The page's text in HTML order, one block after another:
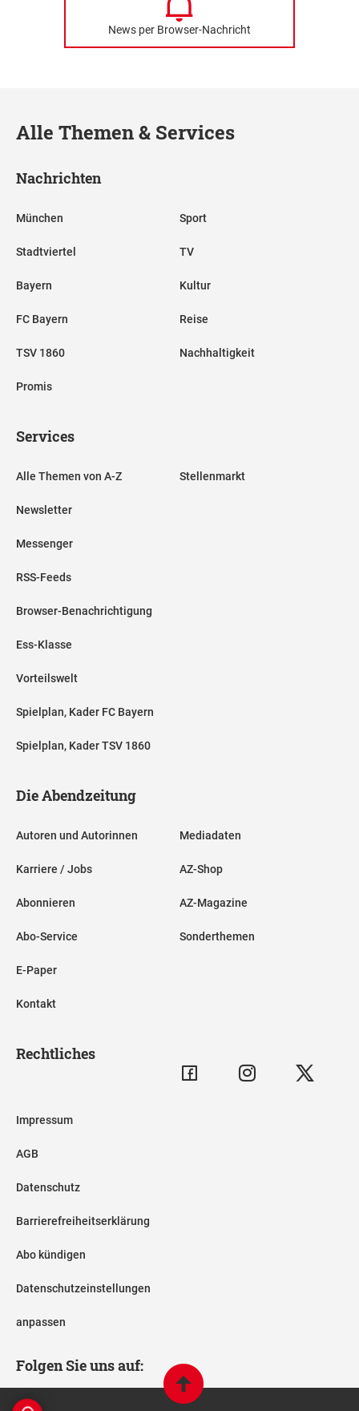
News per Browser-Nachricht
Alle Themen & Services
Nachrichten
München
Stadtviertel
Bayern
FC Bayern
TSV 1860
Promis
Sport
TV
Kultur
Reise
Nachhaltigkeit
Services
Alle Themen von A-Z
Newsletter
Messenger
RSS-Feeds
Browser-Benachrichtigung
Ess-Klasse
Vorteilswelt
Spielplan, Kader FC Bayern
Spielplan, Kader TSV 1860
Stellenmarkt
Die Abendzeitung
Autoren und Autorinnen
Karriere / Jobs
Abonnieren
Abo-Service
E-Paper
Kontakt
Mediadaten
AZ-Shop
AZ-Magazine
Sonderthemen
Rechtliches
Impressum
AGB
Datenschutz
Barrierefreiheitserklärung
Abo kündigen
Datenschutzeinstellungen
anpassen
Folgen Sie uns auf: